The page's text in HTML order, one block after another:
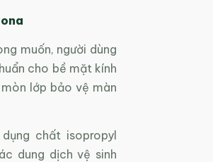
muốn, người dùng
cho bề mặt kính
lớp bảo vệ màn
chất isopropyl
dung dịch vệ sinh